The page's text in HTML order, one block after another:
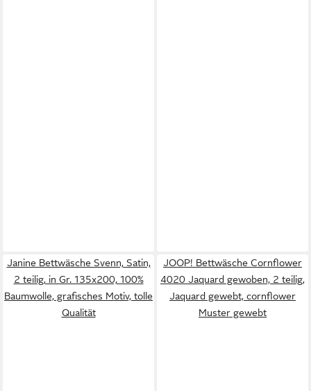
Janine Bettwäsche Svenn, Satin,
2 teilig, in Gr. 135x200, 100%
Baumwolle, grafisches Motiv, tolle
Qualität
JOOP! Bettwäsche Cornflower
4020 Jaquard gewoben, 2 teilig,
Jaquard gewebt, cornflower
Muster gewebt